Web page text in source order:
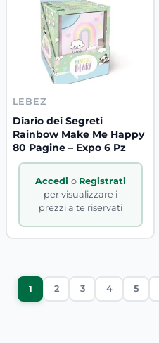
LEBEZ
Diario dei Segreti
Rainbow Make Me Happy
80 Pagine – Expo 6 Pz
Accedi o Registrati
per visualizzare i
prezzi a te riservati
1 2 3 4 5